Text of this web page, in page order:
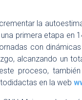
la
primera etapa en
con
alcanzando un
proceso,
en la web